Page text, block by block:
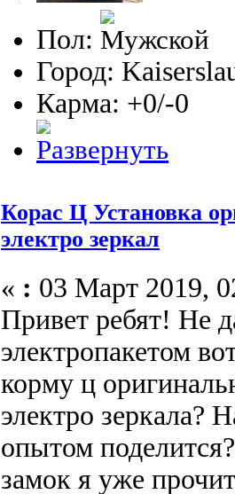
Пол:
Город:
Карма: +0/-0
Корас Ц Установка
электро зеркал
« : 03 Март 2019,
Привет ребят! Не
электропакетом
корму ц
электро зеркала?
опытом
замок я уже